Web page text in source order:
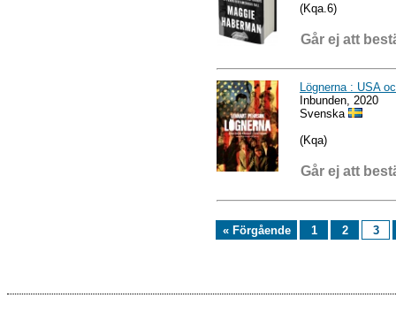
(Kqa.6)
Går ej att
Lögnerna : USA
Inbunden, 2020
Svenska
(Kqa)
Går ej att
« Förgående 1 2 3